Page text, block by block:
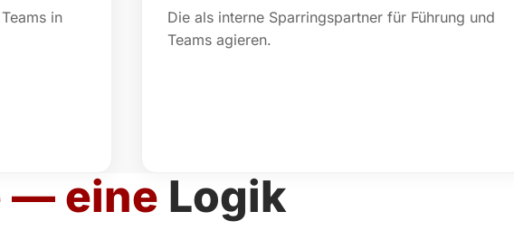
in
Die als interne Sparringspartner für Führung und
Teams agieren.
— eine Logik